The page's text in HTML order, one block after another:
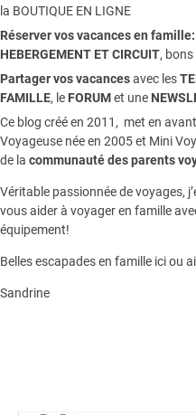
la BOUTIQUE EN LIGNE
Réserver vos vacances en famille:
HEBERGEMENT ET CIRCUIT,
Partager vos vacancesavec les
FAMILLE, le FORUMet une
Ce blog créé en 2011, met en avant
Voyageuse née en 2005 et Mini
de la communauté des parents
Véritable passionnée de voyages,
vous aider à voyager en famille
équipement!
Belles escapades en famille ici ou
Sandrine